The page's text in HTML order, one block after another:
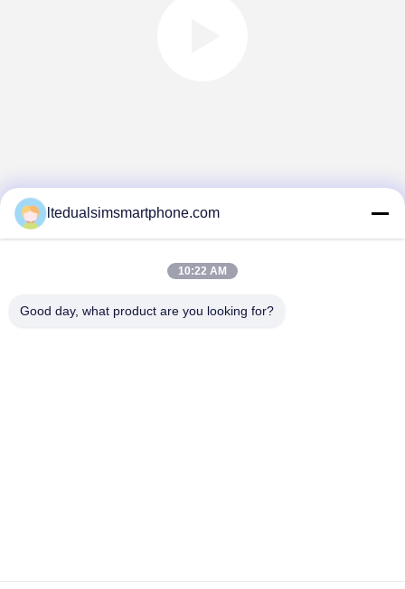
China Android Phone Online Marketplace
ltedualsimsmartphone.com
10:22 AM
Good day, what product are you looking for?